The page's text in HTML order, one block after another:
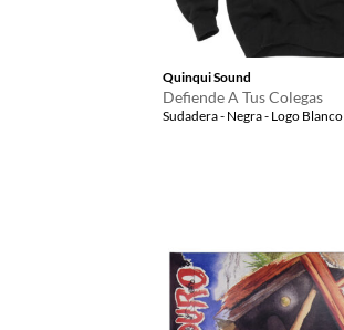
Quinqui Sound
Defiende A Tus Colegas
Sudadera - Negra - Logo Blanco